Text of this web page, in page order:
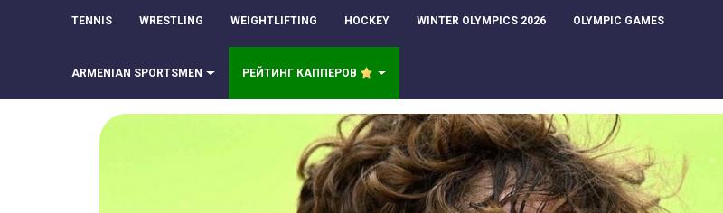
TENNIS WRESTLING WEIGHTLIFTING HOCKEY WINTER OLYMPICS 2026 OLYMPIC GAMES
ARMENIAN SPORTSMEN РЕЙТИНГ КАППЕРОВ